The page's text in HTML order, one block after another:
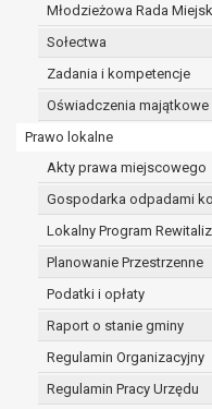
Młodzieżowa Rada
Sołectwa
Zadania i kompetencje
Oświadczenia majątkowe
Prawo lokalne
Akty prawa miejscowego
Gospodarka odpadami
Lokalny Program
Planowanie Przestrzenne
Podatki i opłaty
Raport o stanie gminy
Regulamin Organizacyjny
Regulamin Pracy Urzędu
ochrony
w
W związku z
osobowych.
Pani/Pana
przepisy
W przypadku,
W przypadku,
czasie w
rozliczeniu
Ponadto w
W związku z
prawo